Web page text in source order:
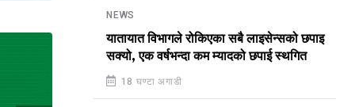
NEWS
यातायात विभागले रोकिएका सबै लाइसेन्सको छपाइ
सक्यो, एक वर्षभन्दा कम म्यादको छपाई स्थगित
18 घण्टा अगाडी